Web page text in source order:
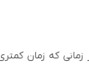
زمانی که زمان